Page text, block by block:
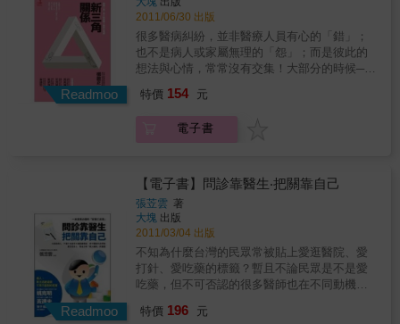
費，相關費用由中央健康保險局支付。民眾可
先選擇住家附近社區醫療群的醫療院所，或上
健保局網站查詢，並以家庭為單位，登記成為
健康家庭會員。一個家庭以登記一位家庭醫師
為原則，手續簡便，只需至當地診所做登錄，
完全免費。加入之後就有專屬家庭醫師提供疾
病診治、衛教諮詢、預防保健、持續完整的醫
人口比例上升，我們正面臨老人與多重慢性病
這些問題，並不是多蓋幾間大型醫院就可以改
善，而是要將基層醫療體系發展起來，讓人人
都有位可以提供整合性照護的家庭醫師，結合
在地社會資源，發展在地醫療，讓民眾可以安
心地在自己熟悉的社區生活，並且得到完善的
健康照護。本書特色台灣就醫環境走山，內、
外、婦、兒、急診醫護人員抗議、紛爭聲不
斷，造成這樣困境的原因很多，萬一生病了，
要怎樣幫自己和家人，尋求好的、持續性完善
娓娓道來。小奸小惡人皆有之，該如何面對？
本書特色醫管歲月四十載．講台灣醫院今昔．
講看病的遭遇及醫療問題．講人性，講自己的
糗事台大醫院整建十大祕辛．淌來大禮，無福
消受？．上路之前，一波三折．議價、拆標、
搶標．無理要求，堅持立場．顧全大局，委曲
廓．細節魔鬼─執行秘書後知後覺．「我在做殺
頭的生意」．建設需及時
Readmoo
2011/06/30 出版
很多醫病糾紛，並非醫療人員有心的「錯」；
也不是病人或家屬無理的「怨」；而是彼此的
想法與心情，常常沒有交集！大部分的時候──
人意外！病人或家屬常卡在：總是說自己在意
訊息！這樣的「各說各話」，就成了醫病溝通
授，心裡深深地覺得：在醫療工作中，被關心
的不應該只是「疾病」、「病兆」，更重要的
是生病的那位「病人」、還有「他的家屬」。
臨床心理師，這個角色的責任與使命感，讓楊
教授更在意要怎麼做，才能讓求醫的病患及其
家屬，和醫療人員之間，做無障礙的良性互動
與溝通。本書從臨床上最常發生，醫病溝通的
10個大盲點：沉默、承擔、支持、再保證、自
覺、眼神、引導、態度、傾聽、自我揭露；置
特價 154 元
電子書
Readmoo
【電子書】問診靠醫生‧把關靠自己
張苙雲 著
大塊 出版
2011/03/04 出版
不知為什麼台灣的民眾常被貼上愛逛醫院、愛
打針、愛吃藥的標籤？暫且不論民眾是不是愛
吃藥，但不可否認的很多醫師也在不同動機之
的報導，民眾瞭解藥價黑洞的存在之後，更加
特價 196 元